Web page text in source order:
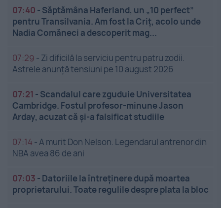
07:40 - Săptămâna Haferland, un „10 perfect”
pentru Transilvania. Am fost la Criț, acolo unde
Nadia Comăneci a descoperit mag...
07:29 - Zi dificilă la serviciu pentru patru zodii.
Astrele anunță tensiuni pe 10 august 2026
07:21 - Scandalul care zguduie Universitatea
Cambridge. Fostul profesor-minune Jason
Arday, acuzat că și-a falsificat studiile
07:14 -A murit Don Nelson. Legendarul antrenor din
NBA avea 86 de ani
07:03 - Datoriile la întreținere după moartea
proprietarului. Toate regulile despre plata la bloc